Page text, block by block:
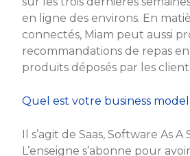
en ligne des environs. En
connectés, Miam peut aussi
recommandations de repas
produits déposés par les
Quel est votre business model
Il s’agit de Saas, Software As A
L’enseigne s’abonne pour